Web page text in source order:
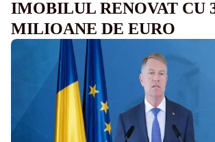
IMOBILUL RENOVAT CU
MILIOANE DE EURO